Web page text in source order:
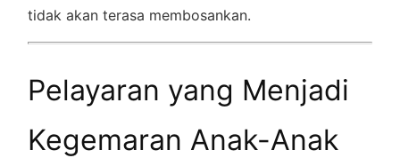
tidak akan terasa membosankan.
Pelayaran yang Menjadi
Kegemaran Anak-Anak